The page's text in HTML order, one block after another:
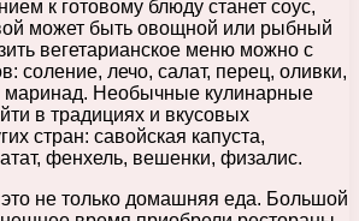
к готовому блюду станет соус,
может быть овощной или рыбный
вегетарианское меню можно с
соление, лечо, салат, перец, оливки,
маринад. Необычные кулинарные
в традициях и вкусовых
стран: савойская капуста,
фенхель, вешенки, физалис.
не только домашняя еда. Большой